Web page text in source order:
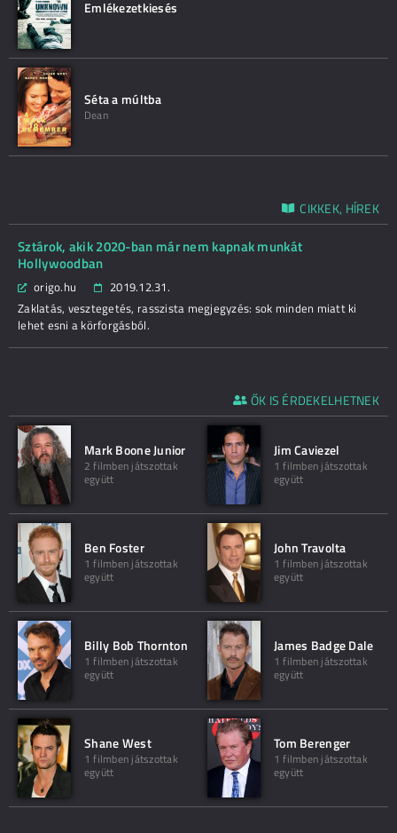
Emlékezetkiesés
Séta a múltba
Dean
CIKKEK, HÍREK
Sztárok, akik 2020-ban már nem kapnak munkát
Hollywoodban
origo.hu
2019.12.31.
Zaklatás, vesztegetés, rasszista megjegyzés: sok minden miatt ki
lehet esni a körforgásból.
ŐK IS ÉRDEKELHETNEK
Mark Boone Junior
2 filmben játszottak
együtt
Jim Caviezel
1 filmben játszottak
együtt
Ben Foster
1 filmben játszottak
együtt
John Travolta
1 filmben játszottak
együtt
Billy Bob Thornton
1 filmben játszottak
együtt
James Badge Dale
1 filmben játszottak
együtt
Shane West
1 filmben játszottak
együtt
Tom Berenger
1 filmben játszottak
együtt